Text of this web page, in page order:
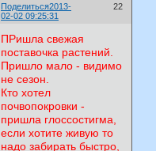
Поделиться 22
2013-
02-02 09:25:31
ПРишла свежая
поставочка растений.
Пришло мало - видимо
не сезон.
Кто хотел
почвопокровки -
пришла глоссостигма,
если хотите живую то
надо забирать быстро,